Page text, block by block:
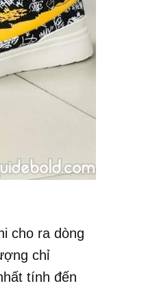
cho ra dòng
chỉ
tính đến